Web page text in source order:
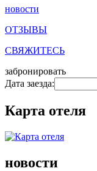
новости
ОТЗЫВЫ
СВЯЖИТЕСЬ
забронировать
Дата заезда:
Карта отеля
новости